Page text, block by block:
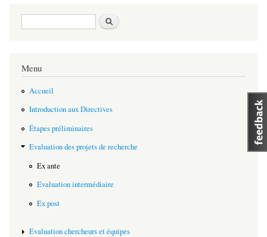
Search form
Menu
Accueil
Introduction aux Directives
Étapes préliminaires
Evaluation des projets de recherche
Ex ante
Evaluation intermédiaire
Ex post
Evaluation chercheurs et équipes